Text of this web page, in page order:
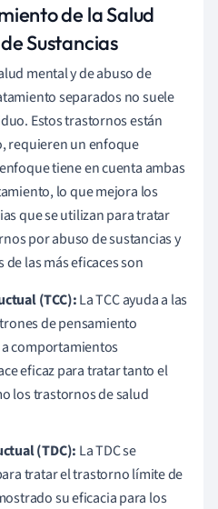
de la Salud
Sustancias
mental y de abuso de
separados no suele
Estos trastornos están
requieren un enfoque
tiene en cuenta ambas
lo que mejora los
que se utilizan para tratar
por abuso de sustancias y
las más eficaces son
(TCC):La TCC ayuda a las
de pensamiento
comportamientos
eficaz para tratar tanto el
los trastornos de salud
(TDC): La TDC se
tratar el trastorno límite de
su eficacia para los